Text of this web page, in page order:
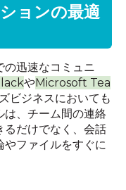
ョンの最適
の迅速なコミュニ
やMicrosoft Tea
ビジネスにおいても
は、チーム間の連絡
るだけでなく、会話
やファイルをすぐに